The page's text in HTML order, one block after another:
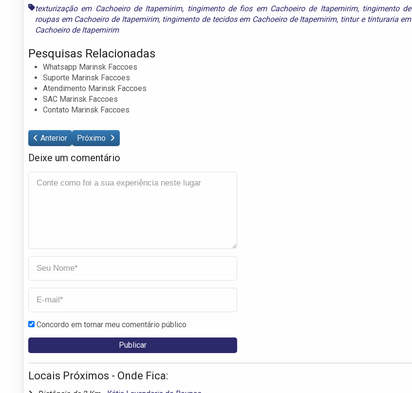
texturização em Cachoeiro de Itapemirim, tingimento de fios em Cachoeiro de Itapemirim, tingimento de
roupas em Cachoeiro de Itapemirim, tingimento de tecidos em Cachoeiro de Itapemirim, tinture tinturaria em
Cachoeiro de Itapemirim
Pesquisas Relacionadas
Whatsapp Marinsk Faccoes
Suporte Marinsk Faccoes
Atendimento Marinsk Faccoes
SAC Marinsk Faccoes
Contato Marinsk Faccoes
Anterior Próximo
Deixe um comentário
Concordo em tornar meu comentário público
Locais Próximos - Onde Fica: